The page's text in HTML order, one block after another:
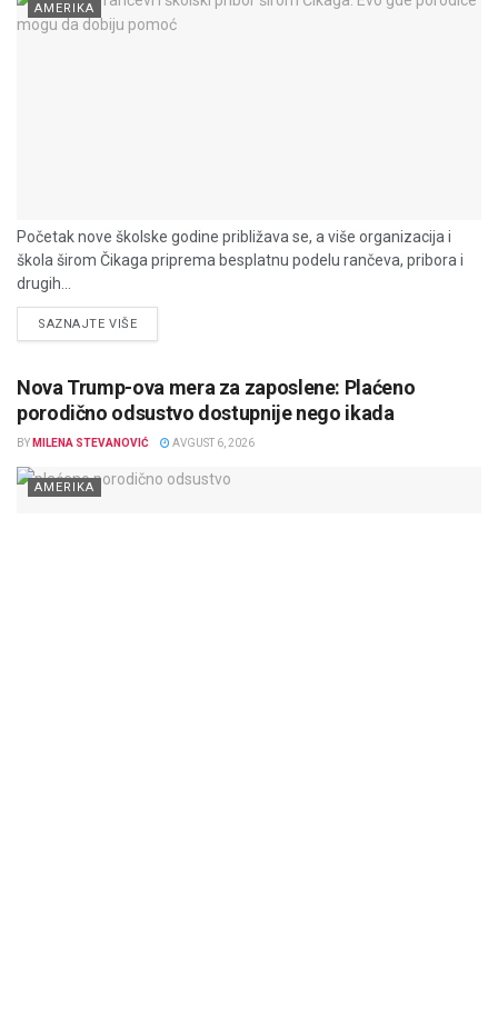
AMERIKA
Početak nove školske godine približava se, a više organizacija i
škola širom Čikaga priprema besplatnu podelu rančeva, pribora i
drugih...
SAZNAJTE VIŠEDETAILS
Nova Trump-ova mera za zaposlene: Plaćeno
porodično odsustvo dostupnije nego ikada
BY MILENA STEVANOVIĆ AVGUST 6, 2026
AMERIKA